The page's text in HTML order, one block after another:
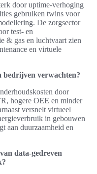
door uptime-verhoging
gebruiken twins voor
De zorgsector
test- en
& gas en luchtvaart zien
en virtuele
bedrijven verwachten?
door
hogere OEE en minder
versnelt virtueel
in gebouwen
aan duurzaamheid en
data-gedreven